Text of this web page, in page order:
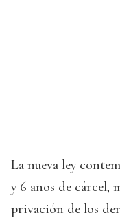
La nueva ley
y 6 años de cárcel,
privación de los